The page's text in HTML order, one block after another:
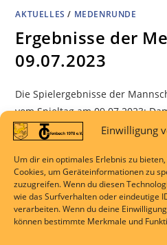
Einwilligung
Um dir ein optimales Erlebnis zu
Cookies, um Geräteinformationen zu
zuzugreifen. Wenn du diesen
wie das Surfverhalten oder eindeutige
verarbeiten. Wenn du deine
können bestimmte Merkmale und
AKTUELLES / MEDENRUNDE
Ergebnisse der
09.07.2023
Die Spielergebnisse der
vom Spieltag am 09.07.2023:
des Tennisclubs Tiefenbach ließ
souverän mit 6:0. Ann Cathrin
mit einem beeindruckenden
Platz.…